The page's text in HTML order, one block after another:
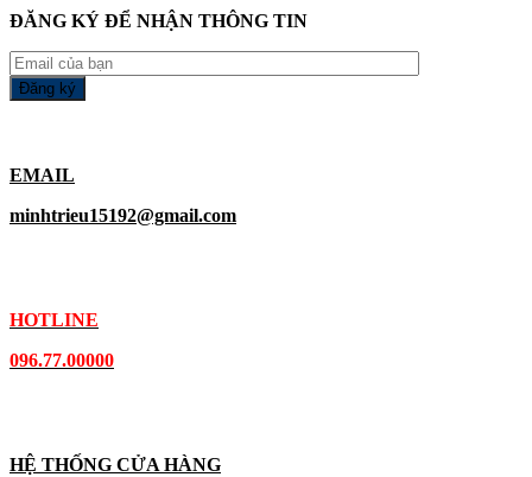
ĐĂNG KÝ ĐỂ NHẬN THÔNG TIN
EMAIL
minhtrieu15192@gmail.com
HOTLINE
096.77.00000
HỆ THỐNG CỬA HÀNG